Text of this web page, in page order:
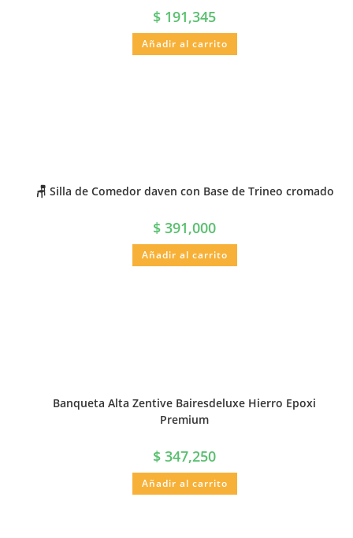
$ 191,345
Añadir al carrito
🪑 Silla de Comedor daven con Base de Trineo cromado
$ 391,000
Añadir al carrito
Banqueta Alta Zentive Bairesdeluxe Hierro Epoxi
Premium
$ 347,250
Añadir al carrito